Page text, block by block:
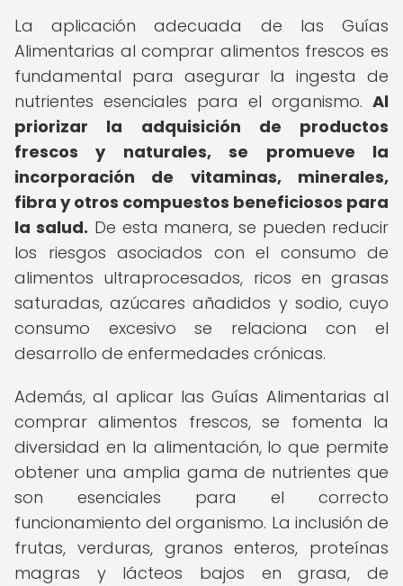
La aplicación adecuada de las Guías
Alimentarias al comprar alimentos frescos es
fundamental para asegurar la ingesta de
nutrientes esenciales para el organismo. Al
priorizar la adquisición de productos
frescos y naturales, se promueve la
incorporación de vitaminas, minerales,
fibra y otros compuestos beneficiosos para
la salud. De esta manera, se pueden reducir
los riesgos asociados con el consumo de
alimentos ultraprocesados, ricos en grasas
saturadas, azúcares añadidos y sodio, cuyo
consumo excesivo se relaciona con el
desarrollo de enfermedades crónicas.
Además, al aplicar las Guías Alimentarias al
comprar alimentos frescos, se fomenta la
diversidad en la alimentación, lo que permite
obtener una amplia gama de nutrientes que
son esenciales para el correcto
funcionamiento del organismo. La inclusión de
frutas, verduras, granos enteros, proteínas
magras y lácteos bajos en grasa, de